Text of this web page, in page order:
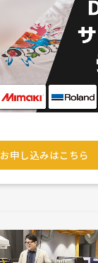
お申し込みはこちら